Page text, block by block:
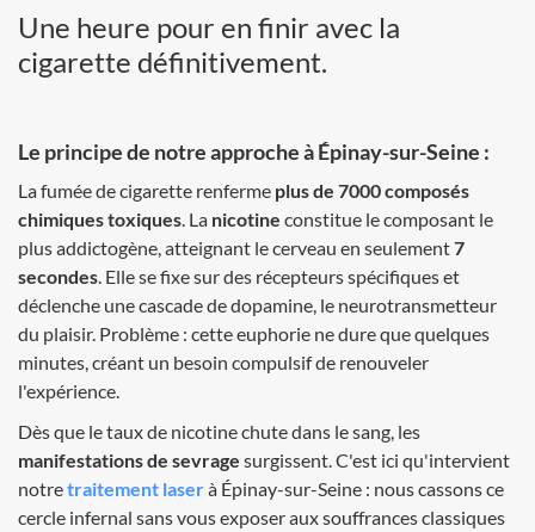
Une heure pour en finir avec la
cigarette définitivement.
Le principe de notre approche à Épinay-sur-Seine :
La fumée de cigarette renferme plus de 7000 composés
chimiques toxiques. La nicotine constitue le composant le
plus addictogène, atteignant le cerveau en seulement7
secondes. Elle se fixe sur des récepteurs spécifiques et
déclenche une cascade de dopamine, le neurotransmetteur
du plaisir. Problème : cette euphorie ne dure que quelques
minutes, créant un besoin compulsif de renouveler
l'expérience.
Dès que le taux de nicotine chute dans le sang, les
manifestations de sevrage surgissent. C'est ici qu'intervient
notretraitement laserà Épinay-sur-Seine : nous cassons ce
cercle infernal sans vous exposer aux souffrances classiques